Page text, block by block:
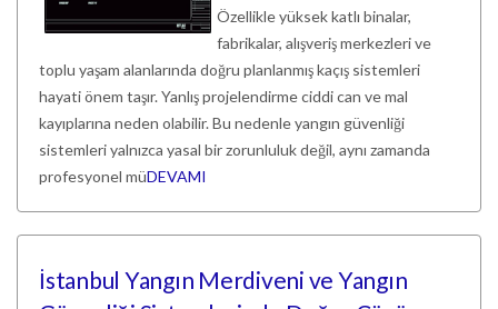
Özellikle yüksek katlı binalar,
fabrikalar, alışveriş merkezleri ve
toplu yaşam alanlarında doğru planlanmış kaçış sistemleri
hayati önem taşır. Yanlış projelendirme ciddi can ve mal
kayıplarına neden olabilir. Bu nedenle yangın güvenliği
sistemleri yalnızca yasal bir zorunluluk değil, aynı zamanda
profesyonel müDEVAMI
İstanbul Yangın Merdiveni ve Yangın